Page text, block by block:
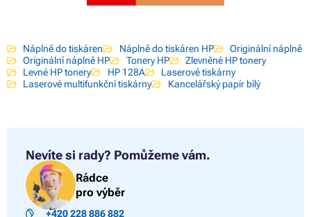
Náplně do tiskáren Náplně do tiskáren HP
Originální náplně
Originální náplně HP
Tonery HP
Zlevněné HP tonery
Levné HP tonery
HP 128A
Laserové tiskárny
Laserové multifunkční tiskárny
Kancelářský papír bílý
Nevíte si rady? Pomůžeme vám.
Rádce
pro výběr
+420 228 886 882